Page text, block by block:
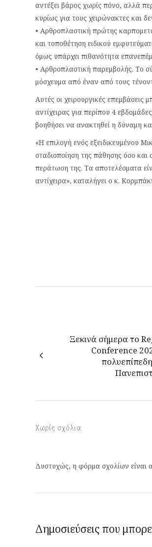
αντέξει βάρος χωρίς πόνο, αλλά
κυρίως για τους χειρώνακτες και
• Αρθροπλαστική πρώτης
και τοποθέτηση ειδικού
όμως υπάρχει πιθανότητα
• Αρθροπλαστική παρεμβολής. Το
μόσχευμα από έναν από τους
Αυτές οι χειρουργικές επεμβάσεις
αντίχειρας για περίπου 4
βοηθήσει να ανακτηθεί η δύναμη
«Η επιλογή ενός εξειδικευμένου
σταδιοποίηση της πάθησης όσο και
περάτωση της. Τα αποτελέσματα
αντίχειρα», καταλήγει ο κ.
Ξεκινά σήμερα το
Conference
Χωρίς σχόλια
Δυστυχώς, η φόρμα σχολίων είναι
Δημοσιεύσεις που